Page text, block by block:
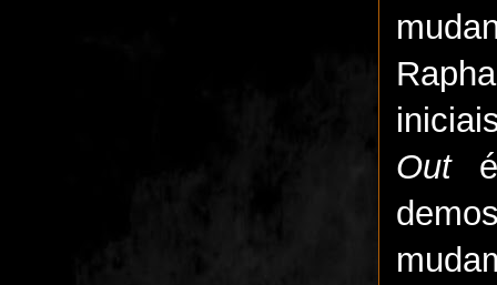
Outé